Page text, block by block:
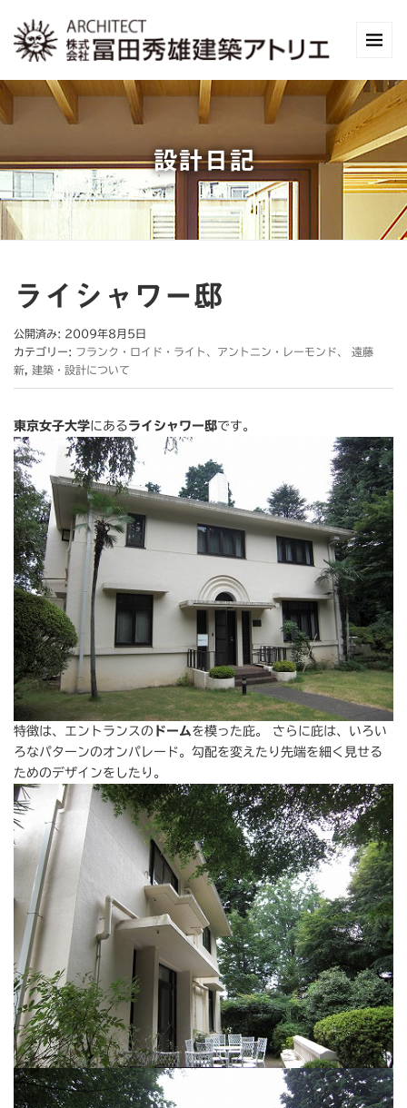
設計日記
ライシャワー邸
公開済み: 2009年8月5日
カテゴリー: フランク・ロイド・ライト、アントニン・レーモンド、 遠藤
新
建築・設計について
東京女子大学にあるライシャワー邸です。
特徴は、エントランスの ドームを模った庇。 さらに庇は、いろい
ろなパターンのオンパレード。勾配を変えたり先端を細く見せる
ためのデザインをしたり。